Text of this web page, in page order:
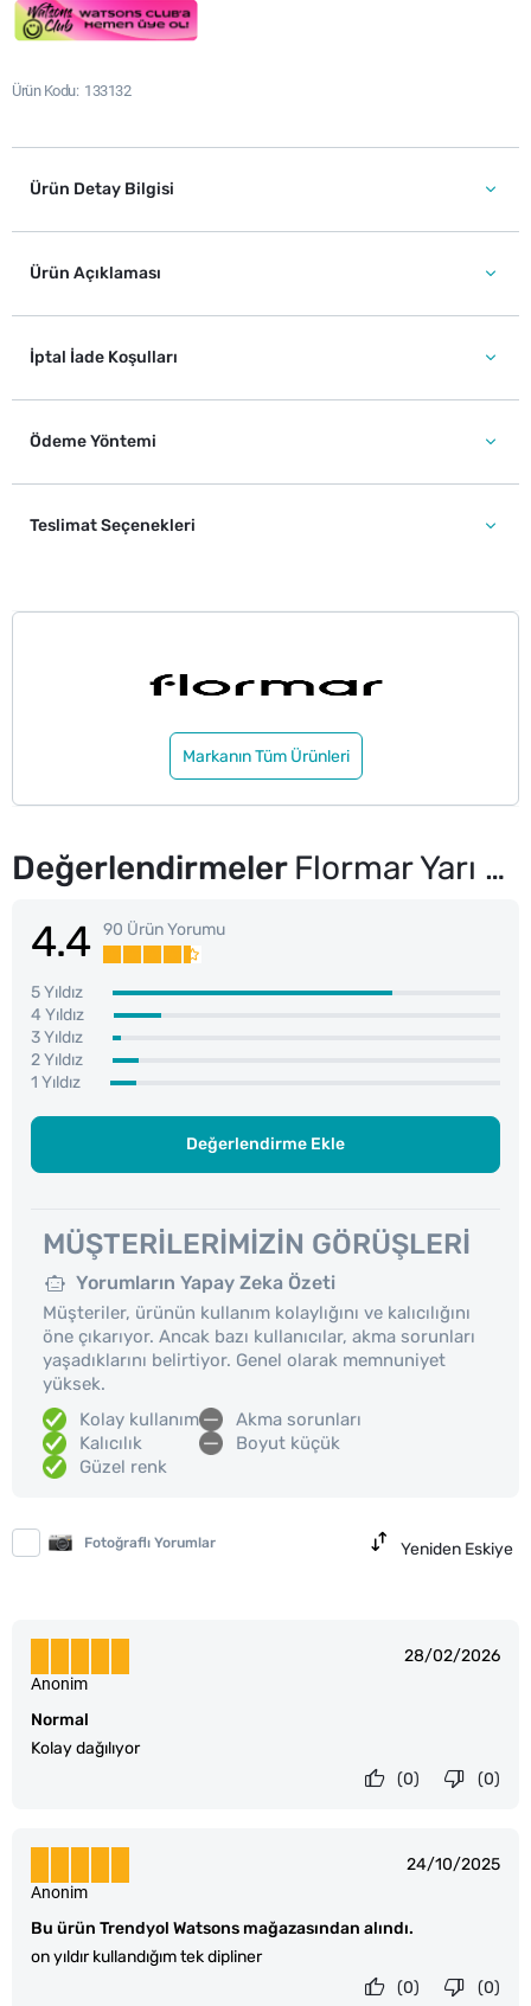
Ürün Kodu 133132
Ürün Detay Bilgisi
Ürün Açıklaması
İptal İade Koşulları
Ödeme Yöntemi
Teslimat Seçenekleri
Markanın Tüm Ürünleri
Değerlendirmeler Flormar Yarı Mat Dokulu İnce Uçlu Dipliner Siyah
4.4 90 Ürün Yorumu
5 Yıldız
4 Yıldız
3 Yıldız
2 Yıldız
1 Yıldız
Değerlendirme Ekle
MÜŞTERILERIMIZIN GÖRÜŞLERI
Yorumların Yapay Zeka Özeti
Müşteriler, ürünün kullanım kolaylığını ve kalıcılığını
öne çıkarıyor. Ancak bazı kullanıcılar, akma sorunları
yaşadıklarını belirtiyor. Genel olarak memnuniyet
yüksek.
Kolay kullanım
Kalıcılık
Güzel renk
Akma sorunları
Boyut küçük
Fotoğraflı Yorumlar Yeniden Eskiye
28/02/2026
Normal
Kolay dağılıyor
Anonim
(0)
(0)
24/10/2025
Bu ürün Trendyol Watsons mağazasından alındı.
on yıldır kullandığım tek dipliner
Anonim
(0)
(0)